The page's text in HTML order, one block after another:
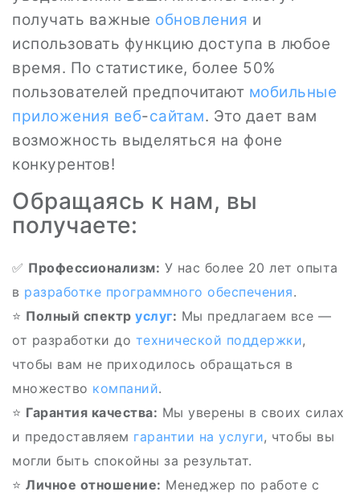
получать важные обновления и
использовать функцию доступа в любое
время. По статистике, более 50%
пользователей предпочитают мобильные
приложения веб-сайтам. Это дает вам
возможность выделяться на фоне
конкурентов!
Обращаясь к нам, вы
получаете:
✅ Профессионализм: У нас более 20 лет опыта
в разработке программного обеспечения.
⭐ Полный спектр услуг: Мы предлагаем все —
от разработки до технической поддержки,
чтобы вам не приходилось обращаться в
множество компаний.
⭐ Гарантия качества: Мы уверены в своих силах
и предоставляем гарантии на услуги, чтобы вы
могли быть спокойны за результат.
⭐ Личное отношение: Менеджер по работе с